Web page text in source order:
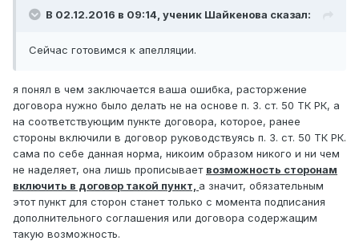
В 02.12.2016 в 09:14, ученик Шайкенова сказал:
Сейчас готовимся к апелляции.
я понял в чем заключается ваша ошибка, расторжение
договора нужно было делать не на основе п. 3. ст. 50 ТК РК, а
на соответствующим пункте договора, которое, ранее
стороны включили в договор руководствуясь п. 3. ст. 50 ТК РК.
сама по себе данная норма, никоим образом никого и ни чем
не наделяет, она лишь прописывает возможность сторонам
включить в договор такой пункт, а значит, обязательным
этот пункт для сторон станет только с момента подписания
дополнительного соглашения или договора содержащим
такую возможность.